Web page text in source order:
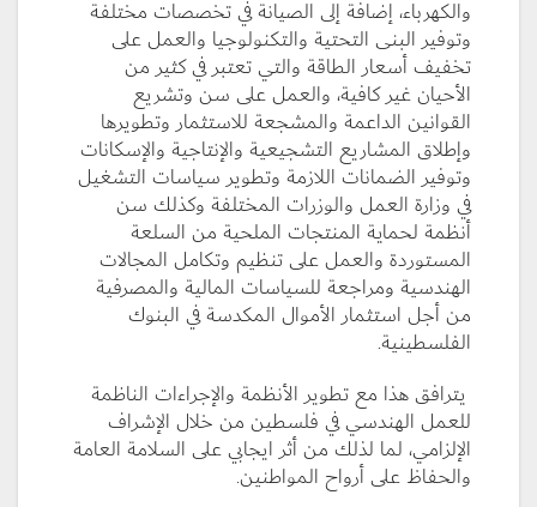
والكهرباء، إضافة إلى الصيانة في تخصصات مختلفة
وتوفير البنى التحتية والتكنولوجيا والعمل على
تخفيف أسعار الطاقة والتي تعتبر في كثير من
الأحيان غير كافية، والعمل على سن وتشريع
القوانين الداعمة والمشجعة للاستثمار وتطويرها
وإطلاق المشاريع التشجيعية والإنتاجية والإسكانات
وتوفير الضمانات اللازمة وتطوير سياسات التشغيل
في وزارة العمل والوزرات المختلفة وكذلك سن
أنظمة لحماية المنتجات الملحية من السلعة
المستوردة والعمل على تنظيم وتكامل المجالات
الهندسية ومراجعة للسياسات المالية والمصرفية
من أجل استثمار الأموال المكدسة في البنوك
الفلسطينية.
يترافق هذا مع تطوير الأنظمة والإجراءات الناظمة
للعمل الهندسي في فلسطين من خلال الإشراف
الإلزامي، لما لذلك من أثر ايجابي على السلامة العامة
والحفاظ على أرواح المواطنين.